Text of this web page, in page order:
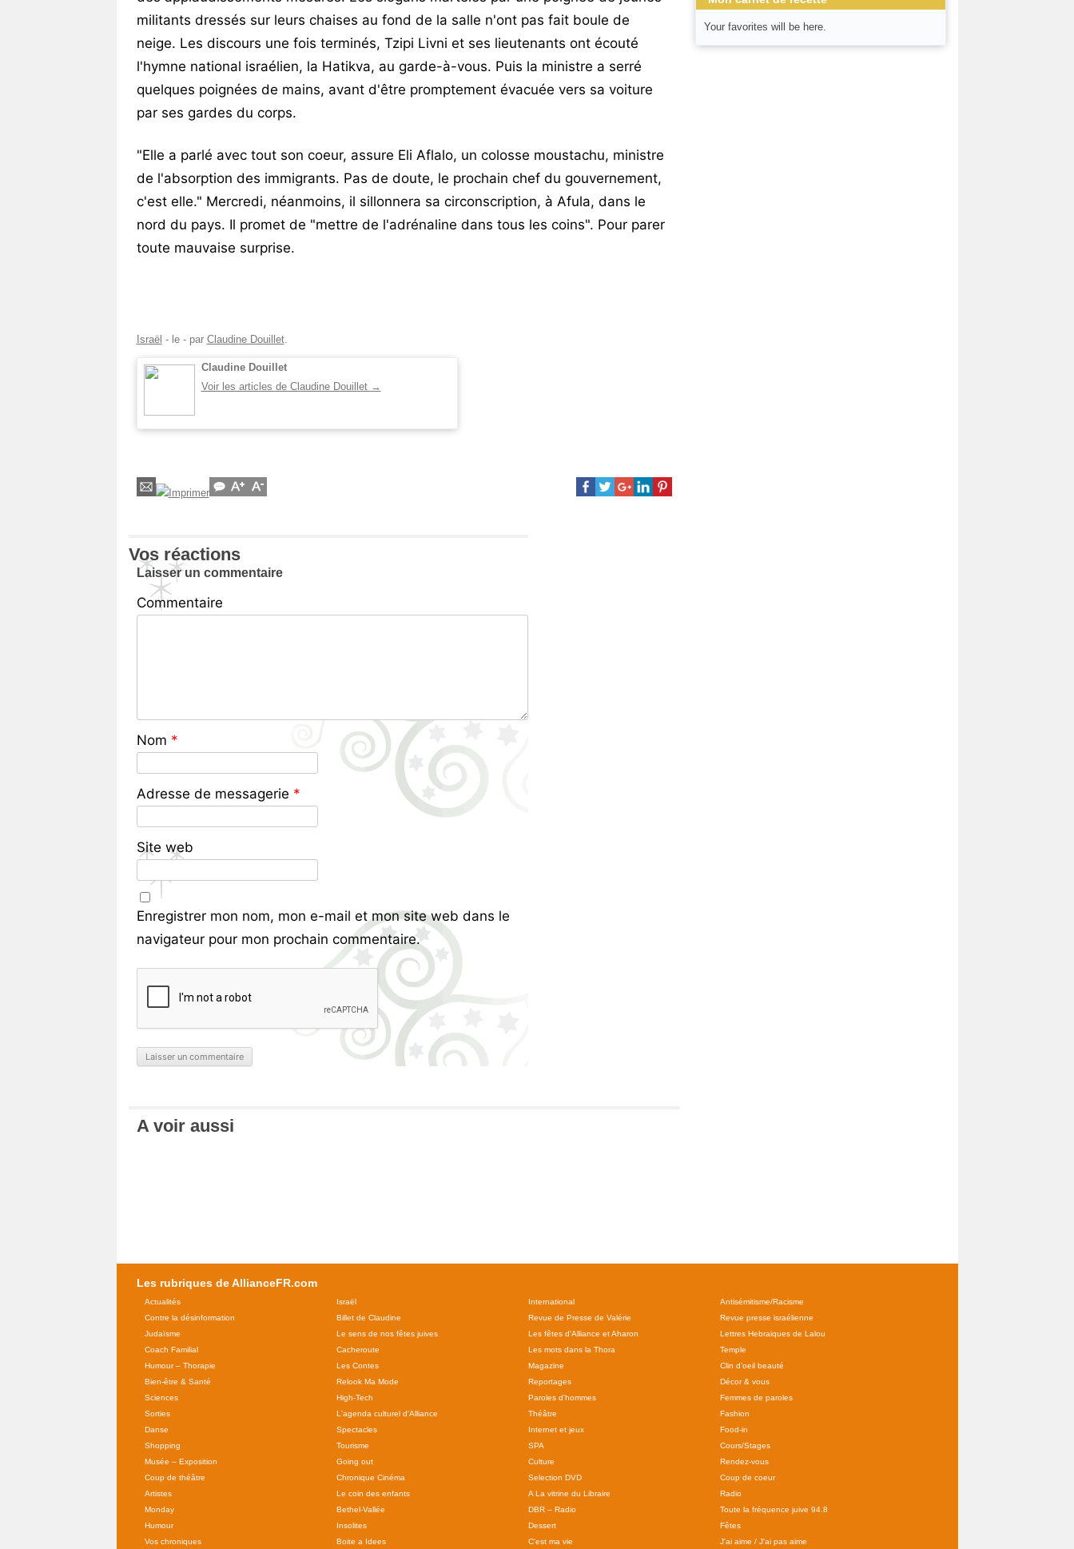
militants dressés sur leurs chaises au fond de la salle n'ont pas fait boule de
neige. Les discours une fois terminés, Tzipi Livni et ses lieutenants ont écouté
l'hymne national israélien, la Hatikva, au garde-à-vous. Puis la ministre a serré
quelques poignées de mains, avant d'être promptement évacuée vers sa voiture
par ses gardes du corps.
"Elle a parlé avec tout son coeur, assure Eli Aflalo, un colosse moustachu, ministre
de l'absorption des immigrants. Pas de doute, le prochain chef du gouvernement,
c'est elle." Mercredi, néanmoins, il sillonnera sa circonscription, à Afula, dans le
nord du pays. Il promet de "mettre de l'adrénaline dans tous les coins". Pour parer
toute mauvaise surprise.
Israël - le - par Claudine Douillet.
Claudine Douillet
Voir les articles de Claudine Douillet →
Vos réactions
Laisser un commentaire
Commentaire
Nom *
Adresse de messagerie *
Site web
Enregistrer mon nom, mon e-mail et mon site web dans le
navigateur pour mon prochain commentaire.
A voir aussi
Your favorites will be here.
Les rubriques de AllianceFR.com
Actualités Israël International
Antisémitisme/Racisme
Contre la désinformation
Billet de Claudine Revue de Presse de Valérie
Revue presse israélienne
Judaïsme
Le sens de nos fêtes juives Les fêtes d'Alliance et Aharon
Lettres Hebraiques de Lalou
Coach Familial
Cacheroute Les mots dans la Thora
Temple
Humour – Thorapie
Les Contes Magazine
Clin d'oeil beauté
Bien-être & Santé
Relook Ma Mode Reportages
Décor & vous
Sciences
High-Tech Paroles d'hommes
Femmes de paroles
Sorties
L'agenda culturel d'Alliance Théâtre
Fashion
Danse
Spectacles Internet et jeux
Food-in
Shopping
Tourisme SPA
Cours/Stages
Musée – Exposition
Going out Culture
Rendez-vous
Coup de théâtre
Chronique Cinéma Selection DVD
Coup de coeur
Artistes
Le coin des enfants A La vitrine du Libraire
Radio
Monday
Bethel-Vallée DBR – Radio
Toute la fréquence juive 94.8
Humour
Insolites Dessert
Fêtes
Vos chroniques
Boite a Idees C'est ma vie J'ai aime / J'ai pas aime